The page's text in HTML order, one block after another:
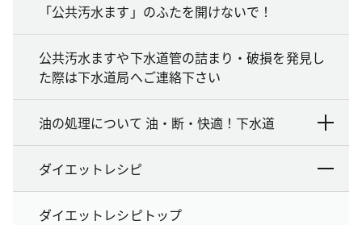
「公共汚水ます」のふたを開けないで！
公共汚水ますや下水道管の詰まり・破損を発見し
た際は下水道局へご連絡下さい
油の処理について 油・断・快適！下水道
ダイエットレシピ
ダイエットレシピトップ